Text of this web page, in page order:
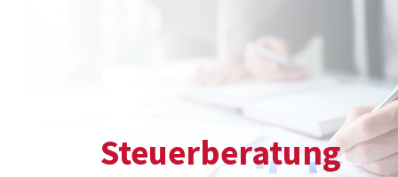
Steuerberatung